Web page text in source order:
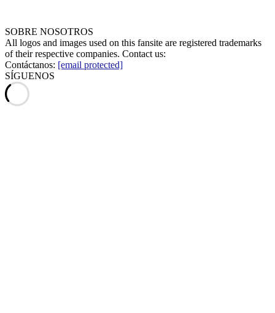
SOBRE NOSOTROS
All logos and images used on this fansite are registered trademarks
of their respective companies. Contact us:
Contáctanos: [email protected]
SÍGUENOS